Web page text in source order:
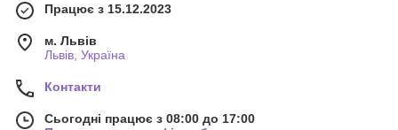
Працює з 15.12.2023
м. Львів
Львів, Україна
Контакти
Сьогодні працює з 08:00 до 17:00